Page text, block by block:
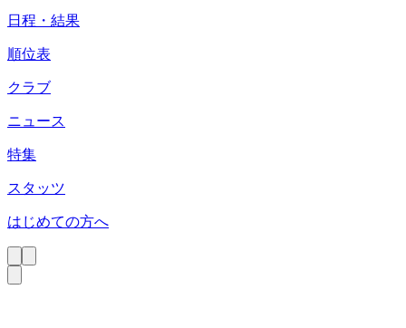
日程・結果
順位表
クラブ
ニュース
特集
スタッツ
はじめての方へ